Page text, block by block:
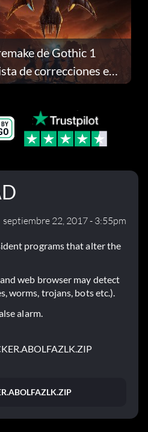
de Gothic 1
de correcciones en
septiembre 22, 2017 - 3:55pm
programs that alter the
web browser may detect
worms, trojans, bots etc.).
alarm.